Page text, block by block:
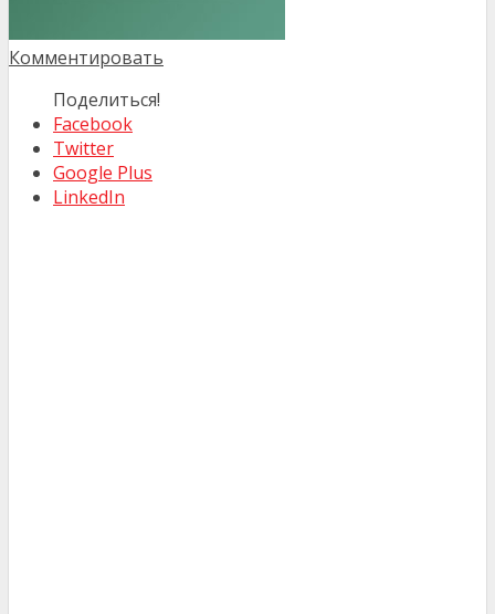
Комментировать
Поделиться!
Facebook
Twitter
Google Plus
LinkedIn